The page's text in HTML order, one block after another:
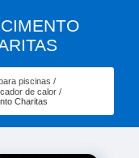
piscinas
de calor
Charitas